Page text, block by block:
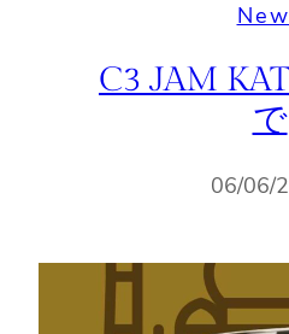
C3 JAM
で
06/06/